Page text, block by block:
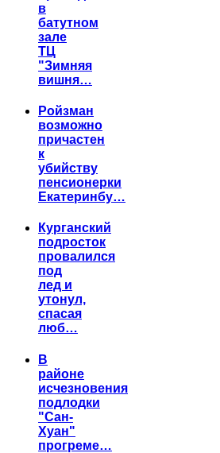
в
батутном
зале
ТЦ
"Зимняя
вишня…
Ройзман
возможно
причастен
к
убийству
пенсионерки
Екатеринбу…
Курганский
подросток
провалился
под
лед и
утонул,
спасая
люб…
В
районе
исчезновения
подлодки
"Сан-
Хуан"
прогреме…